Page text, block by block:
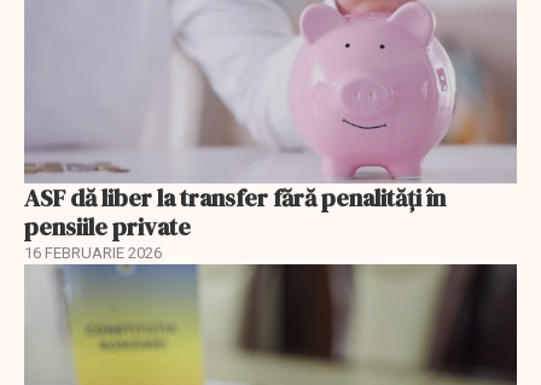
ASF dă liber la transfer fără penalități în
pensiile private
16 FEBRUARIE 2026